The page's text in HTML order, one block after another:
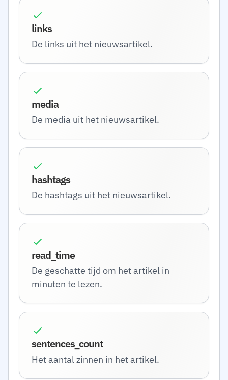
links
De links uit het nieuwsartikel.
media
De media uit het nieuwsartikel.
hashtags
De hashtags uit het nieuwsartikel.
read_time
De geschatte tijd om het artikel in
minuten te lezen.
sentences_count
Het aantal zinnen in het artikel.